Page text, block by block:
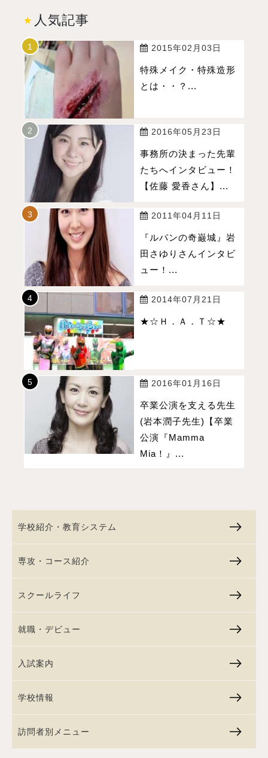
人気記事
2015年02月03日
特殊メイク・特殊造形
とは・・？...
2016年05月23日
事務所の決まった先輩
たちへインタビュー！
【佐藤 愛香さん】...
2011年04月11日
『ルパンの奇巌城』岩
田さゆりさんインタビ
ュー！...
2014年07月21日
★☆Ｈ．Ａ．Ｔ☆★
2016年01月16日
卒業公演を支える先生
(岩本潤子先生)【卒業
公演『Mamma
Mia！』...
学校紹介・教育システム
専攻・コース紹介
スクールライフ
就職・デビュー
入試案内
学校情報
訪問者別メニュー